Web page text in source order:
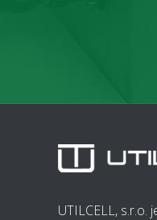
UTILCELL,